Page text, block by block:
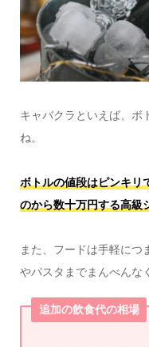
キャバクラといえば、ボ
ね。
ボトルの値段はピンキリ
のから数十万円する高級
また、フードは手軽に
やパスタまでまんべんな
追加の飲食代の相場